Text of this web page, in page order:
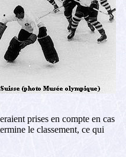
prises en compte en cas
le classement, ce qui